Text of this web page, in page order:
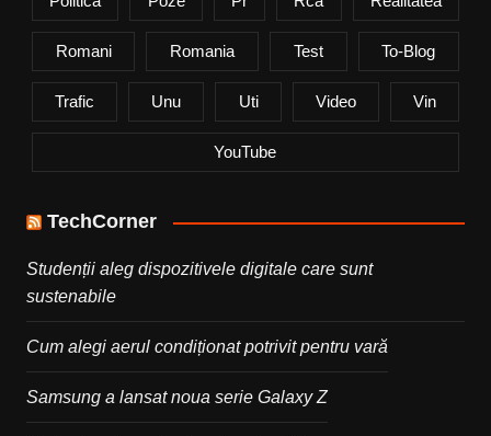
Romani Romania Test To-Blog
Trafic Unu Uti Video Vin
YouTube
TechCorner
Studenții aleg dispozitivele digitale care sunt
sustenabile
Cum alegi aerul condiționat potrivit pentru vară
Samsung a lansat noua serie Galaxy Z